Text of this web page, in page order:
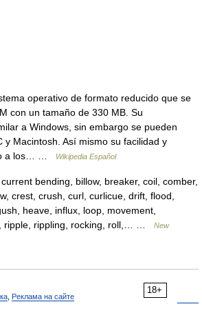
operativo de formato reducido que se
con un tamaño de 330 MB. Su
a Windows, sin embargo se pueden
y Macintosh. Así mismo su facilidad y
a los… …
Wikipedia Español
bending, billow, breaker, coil, comber,
crest, crush, curl, curlicue, drift, flood,
heave, influx, loop, movement,
ripple, rippling, rocking, roll,… …
New
18+
Реклама на сайте